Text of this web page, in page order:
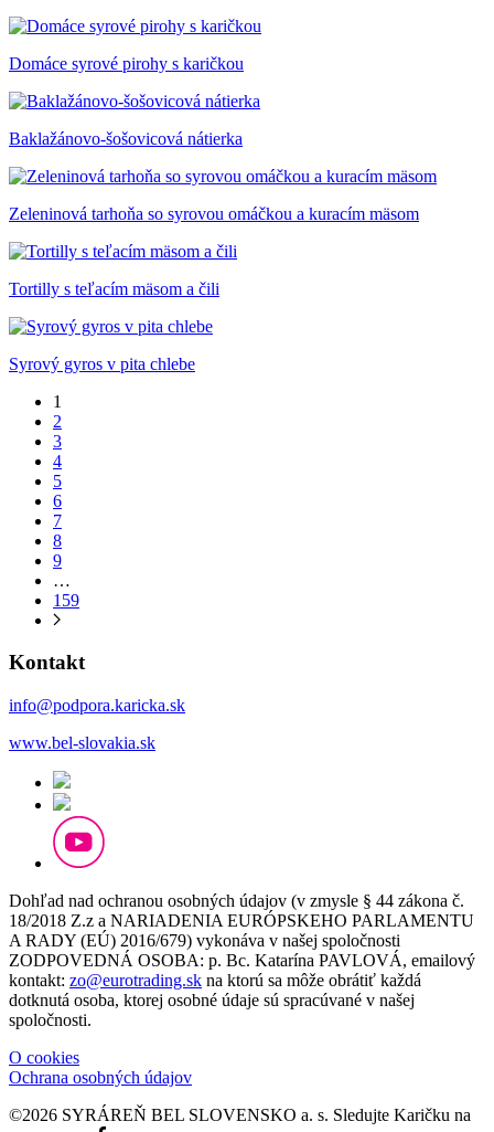
Domáce syrové pirohy s karičkou
Baklažánovo-šošovicová nátierka
Zeleninová tarhoňa so syrovou omáčkou a kuracím mäsom
Tortilly s teľacím mäsom a čili
Syrový gyros v pita chlebe
1
2
3
4
5
6
7
8
9
…
159
Kontakt
info@podpora.karicka.sk
www.bel-slovakia.sk
Dohľad nad ochranou osobných údajov (v zmysle § 44 zákona č.
18/2018 Z.z a NARIADENIA EURÓPSKEHO PARLAMENTU
A RADY (EÚ) 2016/679) vykonáva v našej spoločnosti
ZODPOVEDNÁ OSOBA: p. Bc. Katarína PAVLOVÁ, emailový
kontakt: zo@eurotrading.sk na ktorú sa môže obrátiť každá
dotknutá osoba, ktorej osobné údaje sú spracúvané v našej
spoločnosti.
O cookies
Ochrana osobných údajov
©2026 SYRÁREŇ BEL SLOVENSKO a. s. Sledujte Karičku na